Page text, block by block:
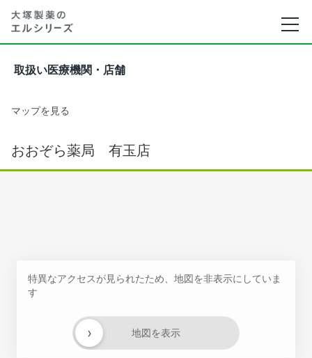
取扱い医療機関・店舗
マップを見る
おおぞら薬局 有玉店
特異なアクセスが見られたため、地図を非表示にしていま
す
地図を表示
›